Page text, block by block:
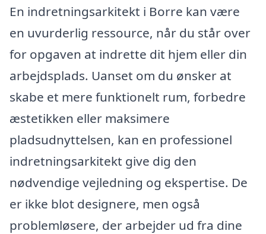
En indretningsarkitekt i Borre kan være
en uvurderlig ressource, når du står over
for opgaven at indrette dit hjem eller din
arbejdsplads. Uanset om du ønsker at
skabe et mere funktionelt rum, forbedre
æstetikken eller maksimere
pladsudnyttelsen, kan en professionel
indretningsarkitekt give dig den
nødvendige vejledning og ekspertise. De
er ikke blot designere, men også
problemløsere, der arbejder ud fra dine